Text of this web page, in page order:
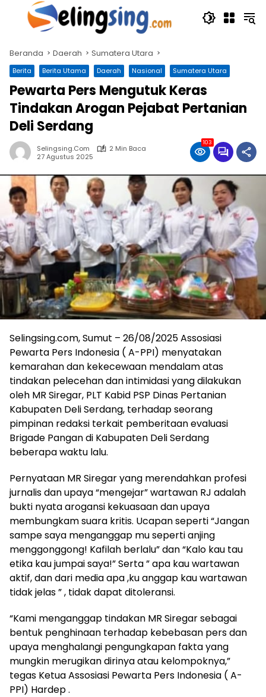
Langsung
Beranda Daerah Sumatera Utara
Berita Berita Utama Daerah Nasional Sumatera Utara
Pewarta Pers Mengutuk Keras
Tindakan Arogan Pejabat Pertanian
Deli Serdang
Selingsing.com
2 Min Baca
27 Agustus 2025
103
Selingsing.com, Sumut – 26/08/2025 Assosiasi
Pewarta Pers Indonesia ( A-PPI) menyatakan
kemarahan dan kekecewaan mendalam atas
tindakan pelecehan dan intimidasi yang dilakukan
oleh MR Siregar, PLT Kabid PSP Dinas Pertanian
Kabupaten Deli Serdang, terhadap seorang
pimpinan redaksi terkait pemberitaan evaluasi
Brigade Pangan di Kabupaten Deli Serdang
beberapa waktu lalu.
Pernyataan MR Siregar yang merendahkan profesi
jurnalis dan upaya “mengejar” wartawan RJ adalah
bukti nyata arogansi kekuasaan dan upaya
membungkam suara kritis. Ucapan seperti “Jangan
sampe saya menganggap mu seperti anjing
menggonggong! Kafilah berlalu” dan “Kalo kau tau
etika kau jumpai saya!” Serta ” apa kau wartawan
aktif, dan dari media apa ,ku anggap kau wartawan
tidak jelas ” , tidak dapat ditoleransi.
“Kami menganggap tindakan MR Siregar sebagai
bentuk penghinaan terhadap kebebasan pers dan
upaya menghalangi pengungkapan fakta yang
mungkin merugikan dirinya atau kelompoknya,”
tegas Ketua Assosiasi Pewarta Pers Indonesia ( A-
PPI) Hardep .